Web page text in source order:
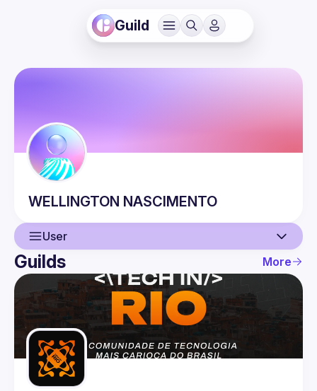
Guild
WELLINGTON NASCIMENTO
User
User
Events
Guilds
Guilds More